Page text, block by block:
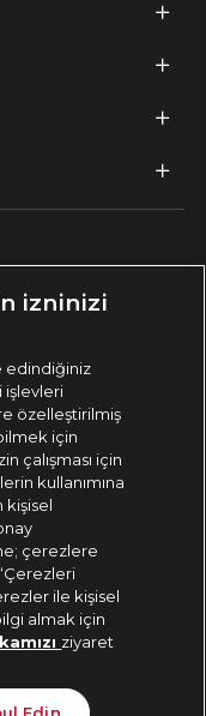
Sepete Ekle
izninizi
edindiğiniz
işlevleri
özelleştirilmiş
için
çalışması için
kullanımına
kişisel
çerezlere
ile kişisel
almak için
ziyaret